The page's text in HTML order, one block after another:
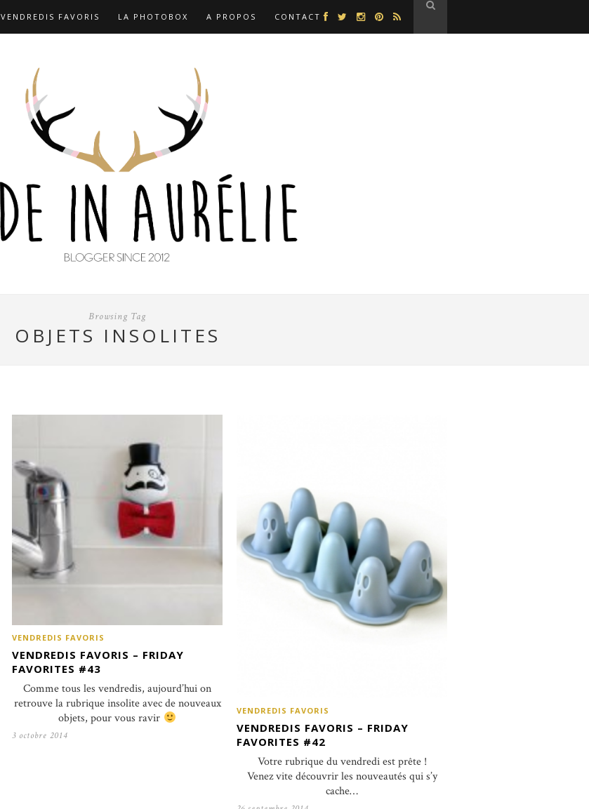
VENDREDIS FAVORIS LA PHOTOBOX A PROPOS CONTACT
Browsing Tag
OBJETS INSOLITES
VENDREDIS FAVORIS
VENDREDIS FAVORIS – FRIDAY
FAVORITES #43
Comme tous les vendredis, aujourd’hui on
retrouve la rubrique insolite avec de nouveaux
objets, pour vous ravir
3 octobre 2014
VENDREDIS FAVORIS
VENDREDIS FAVORIS – FRIDAY
FAVORITES #42
Votre rubrique du vendredi est prête !
Venez vite découvrir les nouveautés qui s’y
cache…